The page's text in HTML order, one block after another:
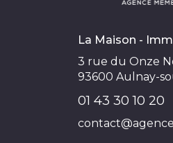
La Maison -
3 rue du Onze
93600 Aulnay-
01 43 30 10 20